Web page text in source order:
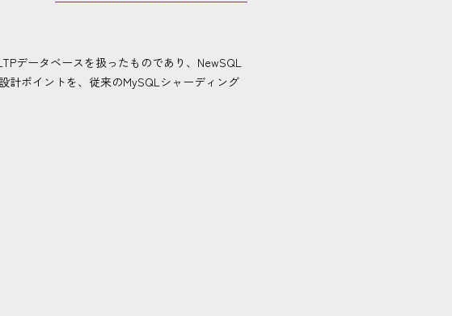
データベースを扱ったものであり、NewSQL
計ポイントを、従来のMySQLシャーディング